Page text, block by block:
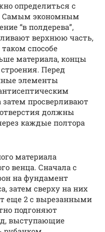
определиться с
Самым экономным
“в полдерева”,
верхнюю часть,
способе
материала, концы
Перед
элементы
просверливают
должны
каждые полтора
материала
венца. Сначала с
на фундамент
затем сверху на них
еще 2 с вырезанными
подгоняют
выступающие